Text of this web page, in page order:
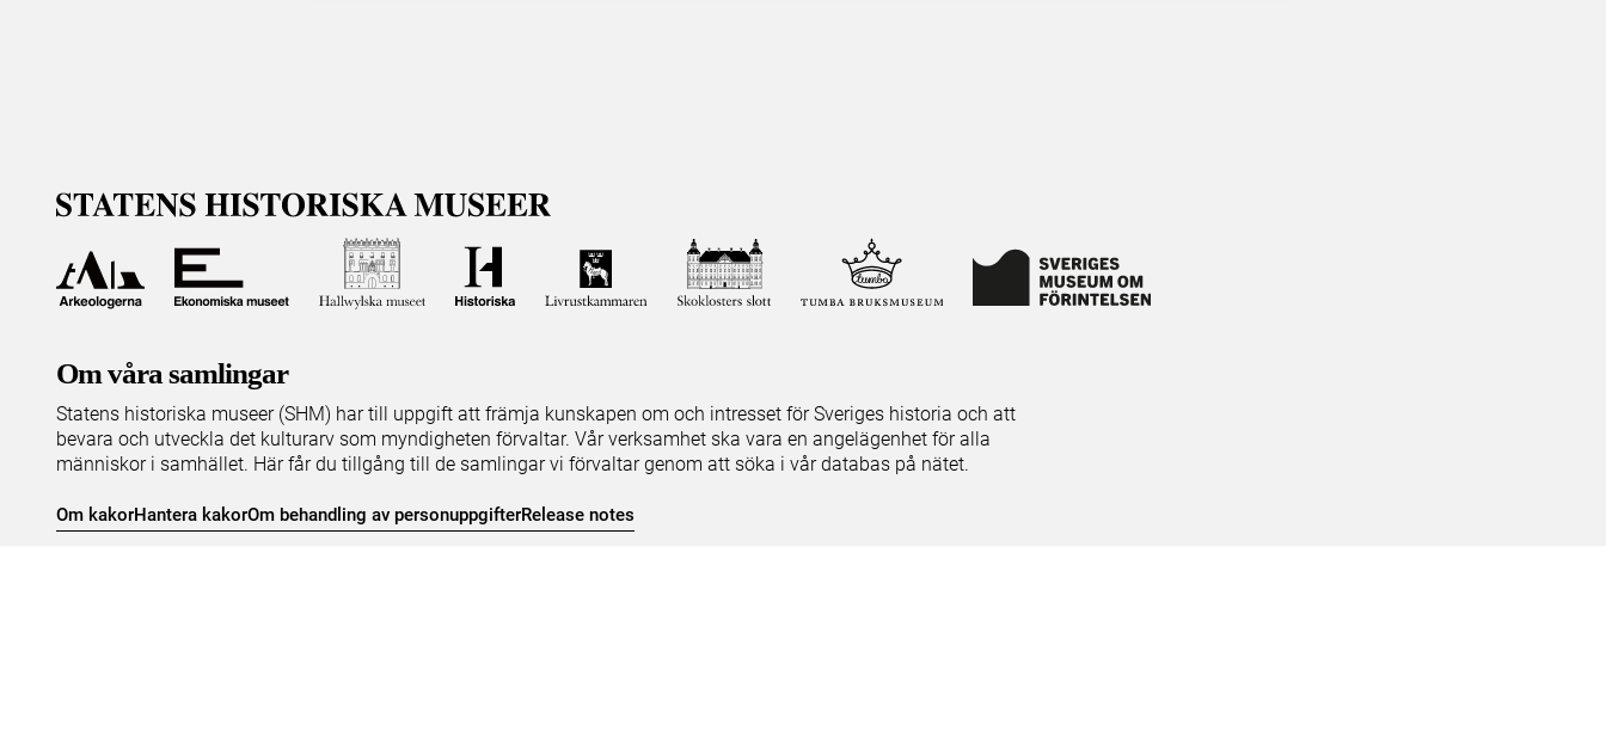
Om våra samlingar
Statens historiska museer (SHM) har till uppgift att främja kunskapen om och intresset för Sveriges historia och att
bevara och utveckla det kulturarv som myndigheten förvaltar. Vår verksamhet ska vara en angelägenhet för alla
människor i samhället. Här får du tillgång till de samlingar vi förvaltar genom att söka i vår databas på nätet.
Om kakorHantera kakorOm behandling av personuppgifterRelease notes